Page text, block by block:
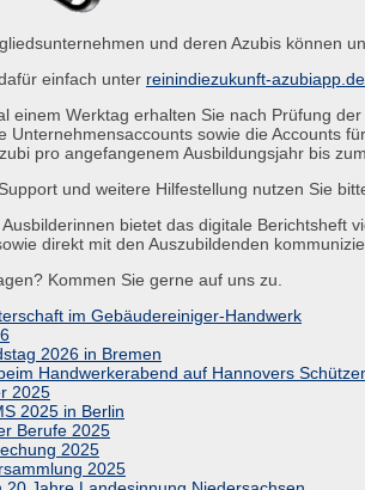
und deren Azubis können
einfach unter reinindiezukunft-
einem Werktag erhalten Sie nach Prüfung
Unternehmensaccounts sowie die Accounts
pro angefangenem Ausbildungsjahr bis
und weitere Hilfestellung nutzen Sie
bietet das digitale
direkt mit den Auszubildenden
Kommen Sie gerne auf uns zu.
im Gebäudereiniger-Handwerk
2026 in Bremen
Handwerkerabend auf Hannovers
2025
2025 in Berlin
Berufe 2025
2025
2025